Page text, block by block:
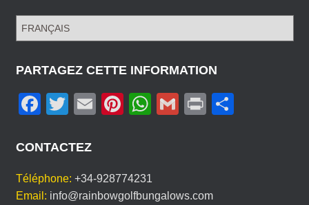
I
S
Z
O
PARTAGEZ CETTE INFORMATION
F
c
e
b
T
tt
er
E
Pi
e
st
W
A
G
Pr
CONTACTEZ
Téléphone: +34-928774231
Email: info@rainbowgolfbungalows.com